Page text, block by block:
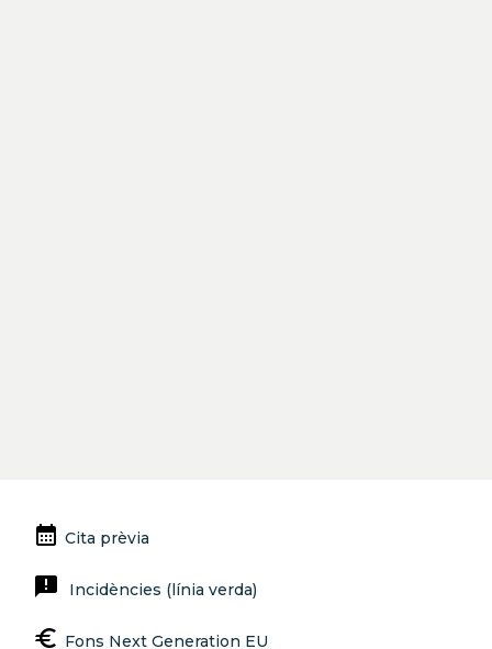
calendar_month Cita prèvia
announcement Incidències (línia verda)
euro Fons Next Generation EU